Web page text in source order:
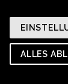
ALLES